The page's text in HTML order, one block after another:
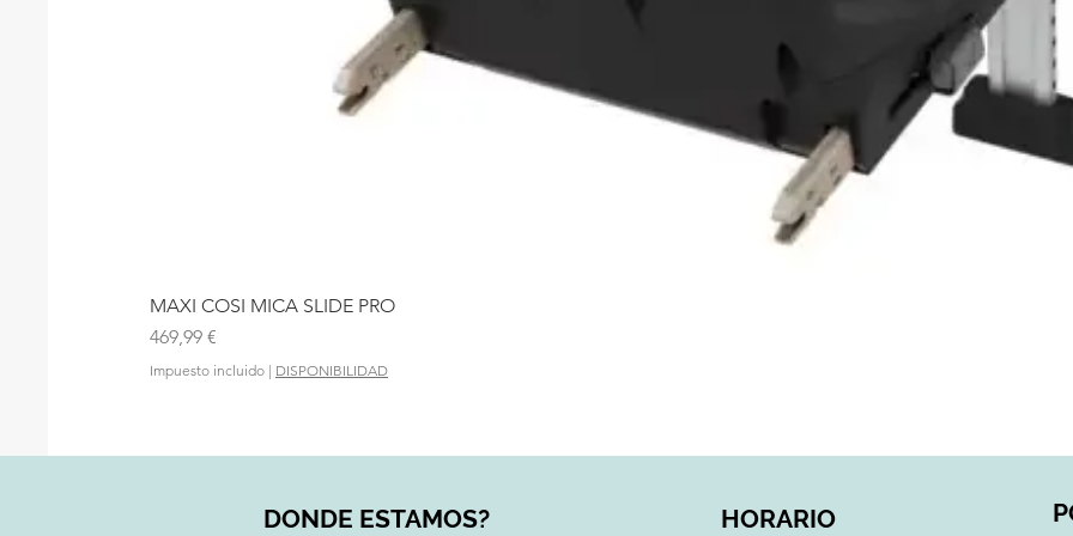
MAXI COSI MICA SLIDE PRO
Precio
469,99 €
Impuesto incluido | DISPONIBILIDAD
DONDE ESTAMOS? HORARIO